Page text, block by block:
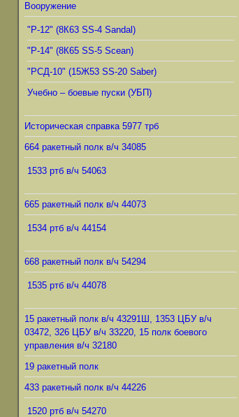
Вооружение
"Р-12" (8К63 SS-4 Sandal)
"Р-14" (8К65 SS-5 Scean)
"РСД-10" (15Ж53 SS-20 Saber)
Учебно – боевые пуски (УБП)
Историческая справка 5977 трб
664 ракетный полк в/ч 34085
1533 ртб в/ч 54063
665 ракетный полк в/ч 44073
1534 ртб в/ч 44154
668 ракетный полк в/ч 54294
1535 ртб в/ч 44078
15 ракетный полк в/ч 43291Ш, 1353 ЦБУ в/ч
03472, 326 ЦБУ в/ч 33220, 15 полк боевого
управления в/ч 32180
19 ракетный полк
433 ракетный полк в/ч 44226
1520 ртб в/ч 54270